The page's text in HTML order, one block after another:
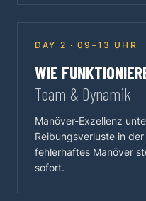
DAY 2 · 09–13 UHR
WIE
Team & Dynamik
Manöver-Exzellenz
Reibungsverluste in
fehlerhaftes Manöver
sofort.